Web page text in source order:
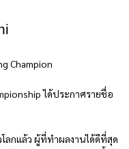
Champion
ได้ประกาศรายชื่อ
โลกแล้ว ผู้ที่ทำผลงานได้ดีที่สุด